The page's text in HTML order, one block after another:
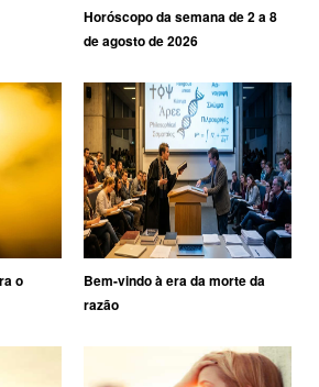
Horóscopo da semana de 2 a 8
de agosto de 2026
o
Bem-vindo à era da morte da
razão